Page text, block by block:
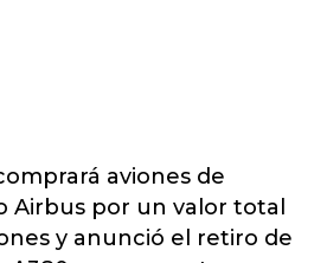
aviones de
Airbus por un valor total
y anunció el retiro de